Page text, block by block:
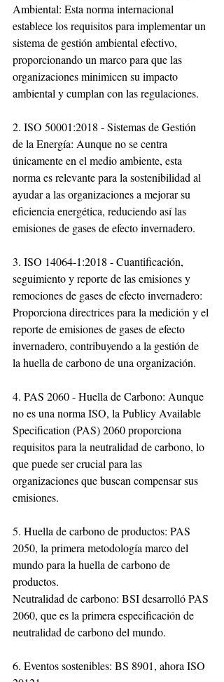
Ambiental: Esta norma internacional
establece los requisitos para implementar un
sistema de gestión ambiental efectivo,
proporcionando un marco para que las
organizaciones minimicen su impacto
ambiental y cumplan con las regulaciones.
2. ISO 50001:2018 - Sistemas de Gestión
de la Energía: Aunque no se centra
únicamente en el medio ambiente, esta
norma es relevante para la sostenibilidad al
ayudar a las organizaciones a mejorar su
eficiencia energética, reduciendo así las
emisiones de gases de efecto invernadero.
3. ISO 14064-1:2018 - Cuantificación,
seguimiento y reporte de las emisiones y
remociones de gases de efecto invernadero:
Proporciona directrices para la medición y el
reporte de emisiones de gases de efecto
invernadero, contribuyendo a la gestión de
la huella de carbono de una organización.
4. PAS 2060 - Huella de Carbono: Aunque
no es una norma ISO, la Publicy Available
Specification (PAS) 2060 proporciona
requisitos para la neutralidad de carbono, lo
que puede ser crucial para las
organizaciones que buscan compensar sus
emisiones.
5. Huella de carbono de productos: PAS
2050, la primera metodología marco del
mundo para la huella de carbono de
productos.
Neutralidad de carbono: BSI desarrolló PAS
2060, que es la primera especificación de
neutralidad de carbono del mundo.
6. Eventos sostenibles: BS 8901, ahora ISO